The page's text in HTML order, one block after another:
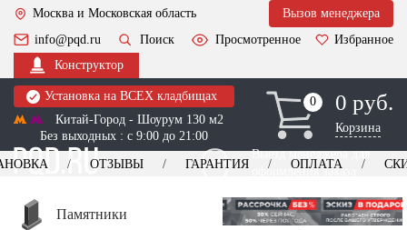
Москва и Московская область
Вызов менеджера
info@pqd.ru
Поиск Просмотренное
Избранное
Конструктор
Установка на ВСЕХ кладбищах
Китай-Город - Шоурум 130 м2
Без выходных : с 9:00 до 21:00
0
0 0 руб.
Корзина
Выезд менеджера для
оформления заказа
+7 (495) 518-44-23
ОТЗЫВЫ ГАРАНТИЯ ОПЛАТА
Памятники